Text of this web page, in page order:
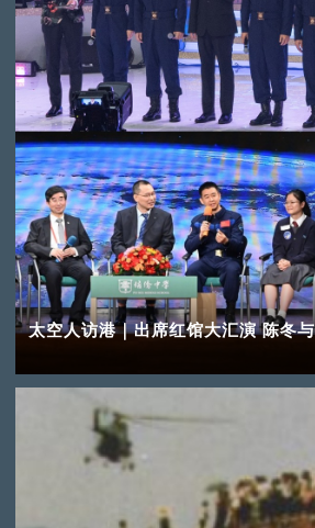
太空人访港｜出席红馆大汇演 陈冬